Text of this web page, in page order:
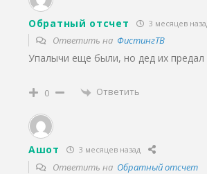
Обратный отсчет 3 месяцев
Ответить на ФистингТВ
Упалычи еще были, но дед их предал
0 Ответить
Ашот 3 месяцев назад
Ответить на Обратный отсчет